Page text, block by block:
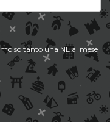
soltanto una NL al mese